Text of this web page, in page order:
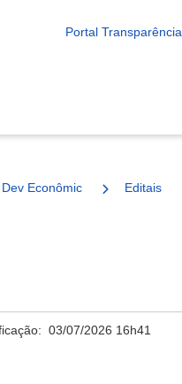
Portal Transparência
Econômico e RuralEditais
03/07/2026 16h41